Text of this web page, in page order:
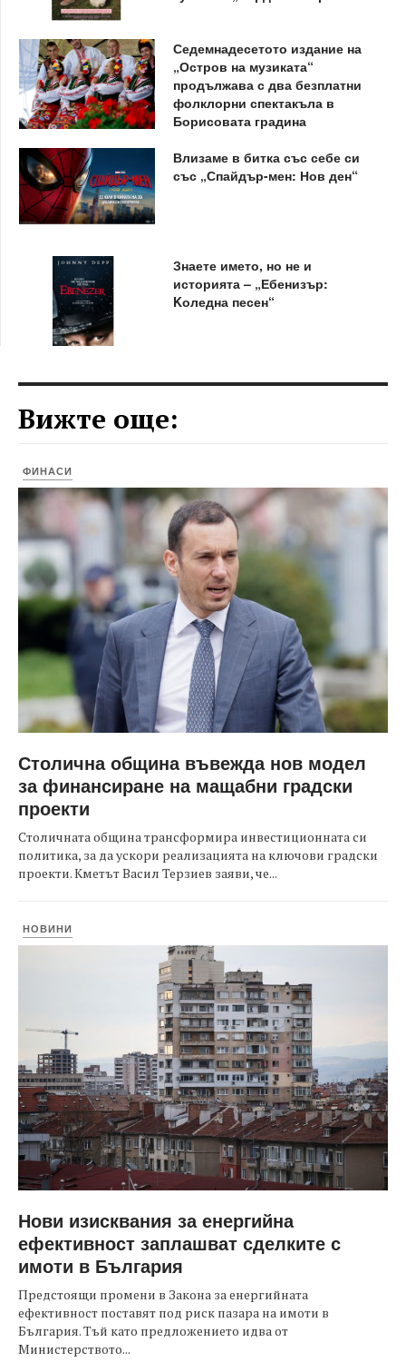
Седемнадесетото издание на
„Остров на музиката“
продължава с два безплатни
фолклорни спектакъла в
Борисовата градина
Влизаме в битка със себе си
със „Спайдър-мен: Нов ден“
Знаете името, но не и
историята – „Ебенизър:
Kоледна песен“
Вижте още:
ФИНАСИ
Столична община въвежда нов модел
за финансиране на мащабни градски
проекти
Столичната община трансформира инвестиционната си
политика, за да ускори реализацията на ключови градски
проекти. Кметът Васил Терзиев заяви, че...
НОВИНИ
Нови изисквания за енергийна
ефективност заплашват сделките с
имоти в България
Предстоящи промени в Закона за енергийната
ефективност поставят под риск пазара на имоти в
България. Тъй като предложението идва от
Министерството...